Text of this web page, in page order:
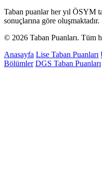
Taban puanlar her yıl ÖSYM
sonuçlarına göre oluşmaktadır.
© 2026 Taban Puanları. Tüm
Anasayfa Lise Taban Puanları
Bölümler DGS Taban Puanları